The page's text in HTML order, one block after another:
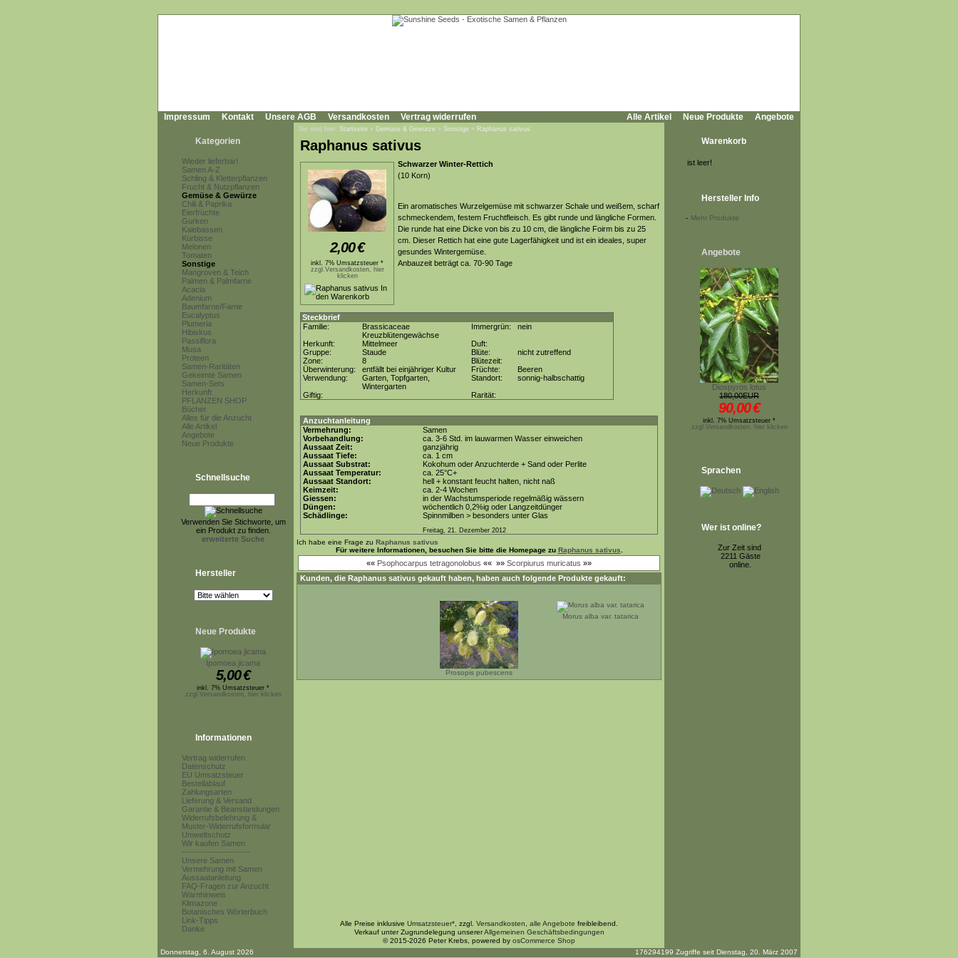
Impressum Kontakt Unsere AGB Versandkosten Vertrag widerrufen Alle Artikel Neue Produkte Angebote
Kategorien
Wieder lieferbar!
Samen A-Z
Schling & Kletterpflanzen
Frucht & Nutzpflanzen
Gemüse & Gewürze
Chili & Paprika
Eierfrüchte
Gurken
Kalebassen
Kürbisse
Melonen
Tomaten
Sonstige
Mangroven & Teich
Palmen & Palmfarne
Acacia
Adenium
Baumfarne/Farne
Eucalyptus
Plumeria
Hibiskus
Passiflora
Musa
Proteen
Samen-Raritäten
Gekeimte Samen
Samen-Sets
Herkunft
PFLANZEN SHOP
Bücher
Alles für die Anzucht
Alle Artikel
Angebote
Neue Produkte
Schnellsuche
Verwenden Sie Stichworte, um
ein Produkt zu finden.
erweiterte Suche
Hersteller
Neue Produkte
Ipomoea jicama
5,00€
inkl. 7% Umsatzsteuer *
zzgl.Versandkosten, hier klicken
Informationen
Vertrag widerrufen
Datenschutz
EU Umsatzsteuer
Bestellablauf
Zahlungsarten
Lieferung & Versand
Garantie & Beanstandungen
Widerrufsbelehrung &
Muster-Widerrufsformular
Umweltschutz
Wir kaufen Samen
------------------------
Unsere Samen
Vermehrung mit Samen
Aussaatanleitung
FAQ-Fragen zur Anzucht
Warnhinweis
Klimazone
Botanisches Wörterbuch
Link-Tipps
Danke
Sie sind hier: Startseite » Gemüse & Gewürze » Sonstige » Raphanus sativus
Raphanus sativus
2,00€
inkl. 7% Umsatzsteuer *
zzgl.Versandkosten, hier
klicken
Schwarzer Winter-Rettich
(10 Korn)
Ein aromatisches Wurzelgemüse mit schwarzer Schale und weißem, scharf
schmeckendem, festem Fruchtfleisch. Es gibt runde und längliche Formen.
Die runde hat eine Dicke von bis zu 10 cm, die längliche Foirm bis zu 25
cm. Dieser Rettich hat eine gute Lagerfähigkeit und ist ein ideales, super
gesundes Wintergemüse.
Anbauzeit beträgt ca. 70-90 Tage
Steckbrief
Familie:
Brassicaceae
Kreuzblütengewächse
Immergrün:
nein
Herkunft:
Mittelmeer
Duft:
Gruppe:
Staude Blüte:
nicht zutreffend
Zone:
8
Blütezeit:
Überwinterung:
entfällt bei einjähriger Kultur Früchte:
Beeren
Verwendung:
Garten, Topfgarten,
Wintergarten
Standort:
sonnig-halbschattig
Giftig:
Rarität:
Anzuchtanleitung
Vermehrung:
Samen
Vorbehandlung:
ca. 3-6 Std. im lauwarmen Wasser einweichen
Aussaat Zeit:
ganzjährig
Aussaat Tiefe:
ca. 1 cm
Aussaat Substrat:
Kokohum oder Anzuchterde + Sand oder Perlite
Aussaat Temperatur:
ca. 25°C+
Aussaat Standort:
hell + konstant feucht halten, nicht naß
Keimzeit:
ca. 2-4 Wochen
Giessen:
in der Wachstumsperiode regelmäßig wässern
Düngen:
wöchentlich 0,2%ig oder Langzeitdünger
Schädlinge:
Spinnmilben > besonders unter Glas
Freitag, 21. Dezember 2012
Ich habe eine Frage zu Raphanus sativus
Für weitere Informationen, besuchen Sie bitte die Homepage zu Raphanus sativus
«« Psophocarpus tetragonolobus «« »» Scorpiurus muricatus »»
Kunden, die Raphanus sativus gekauft haben, haben auch folgende Produkte gekauft:
Prosopis pubescens
Morus alba var. tatarica
Warenkorb
ist leer!
Hersteller Info
- Mehr Produkte
Angebote
Diospyros lotus
180,00EUR
90,00€
inkl. 7% Umsatzsteuer *
zzgl.Versandkosten, hier klicken
Sprachen
Wer ist online?
Zur Zeit sind
2211 Gäste
online.
Alle Preise inklusive Umsatzsteuer* , zzgl. Versandkosten alle Angebote freibleibend.
Verkauf unter Zugrundelegung unsererAllgemeinen Geschäftsbedingungen
© 2015-2026 Peter Krebs, powered by osCommerce Shop
Donnerstag, 6. August 2026
176294199 Zugriffe seit Dienstag, 20. März 2007